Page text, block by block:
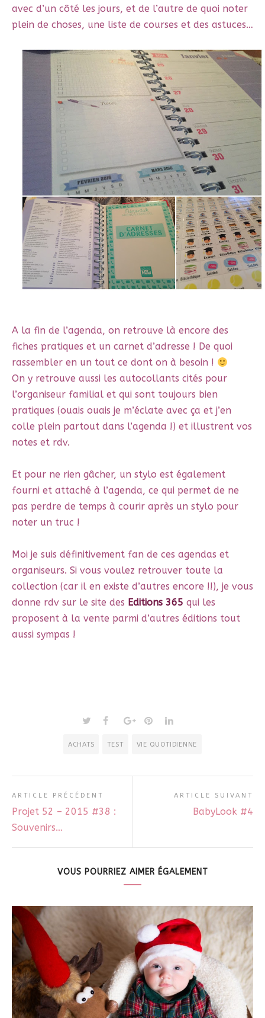
avec d’un côté les jours, et de l’autre de quoi noter
plein de choses, une liste de courses et des astuces…
A la fin de l’agenda, on retrouve là encore des
fiches pratiques et un carnet d’adresse ! De quoi
rassembler en un tout ce dont on à besoin !
On y retrouve aussi les autocollants cités pour
l’organiseur familial et qui sont toujours bien
pratiques (ouais ouais je m’éclate avec ça et j’en
colle plein partout dans l’agenda !) et illustrent vos
notes et rdv.
Et pour ne rien gâcher, un stylo est également
fourni et attaché à l’agenda, ce qui permet de ne
pas perdre de temps à courir après un stylo pour
noter un truc !
Moi je suis définitivement fan de ces agendas et
organiseurs. Si vous voulez retrouver toute la
collection (car il en existe d’autres encore !!), je vous
donne rdv sur le site des Editions 365 qui les
proposent à la vente parmi d’autres éditions tout
aussi sympas !
ACHATS TEST VIE QUOTIDIENNE
ARTICLE PRÉCÉDENT
Projet 52 – 2015 #38 :
Souvenirs…
ARTICLE SUIVANT
BabyLook #4
VOUS POURRIEZ AIMER ÉGALEMENT